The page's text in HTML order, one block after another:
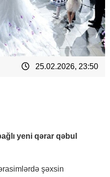
25.02.2026, 23:50
yeni qərar qəbul
şəxsin